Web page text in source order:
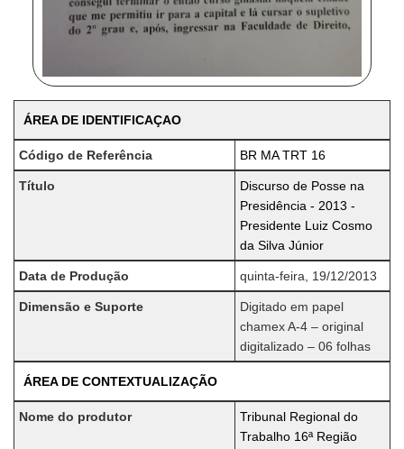
ÁREA DE IDENTIFICAÇAO
Código de Referência BR MA TRT 16
Título
Discurso de Posse na
Presidência - 2013 -
Presidente Luiz Cosmo
da Silva Júnior
Data de Produção quinta-feira, 19/12/2013
Dimensão e Suporte
Digitado em papel
chamex A-4 – original
digitalizado – 06 folhas
ÁREA DE CONTEXTUALIZAÇÃO
Nome do produtor
Tribunal Regional do
Trabalho 16ª Região